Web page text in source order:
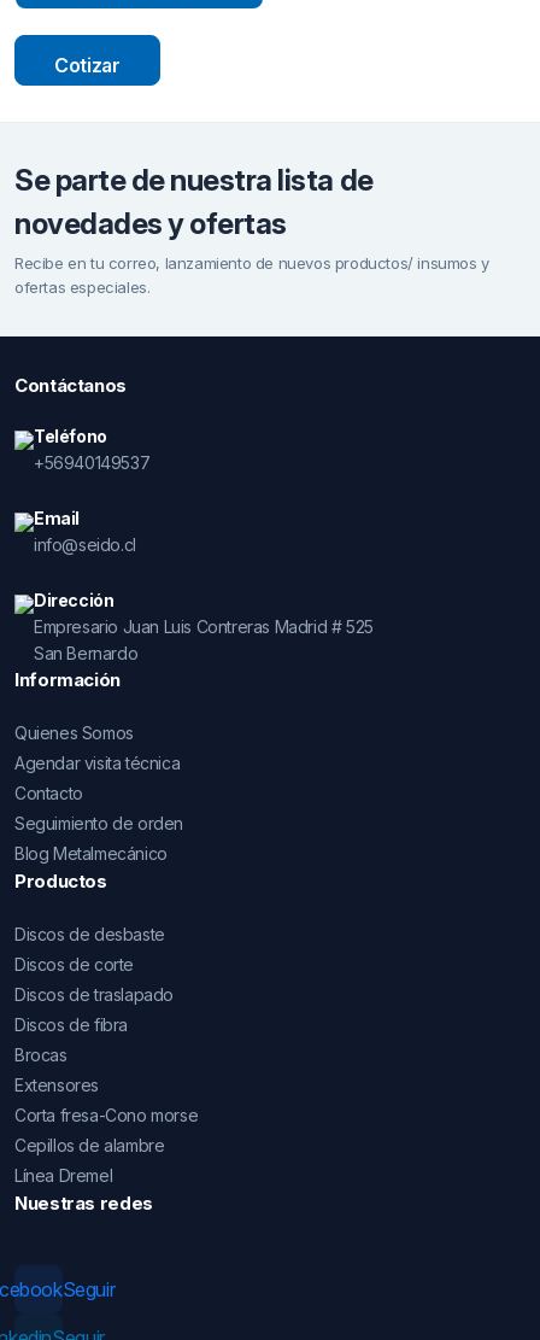
Cotizar
Se parte de nuestra lista de
novedades y ofertas
Recibe en tu correo, lanzamiento de nuevos productos/ insumos y
ofertas especiales.
Contáctanos
Teléfono
+56940149537
Email
info@seido.cl
Dirección
Empresario Juan Luis Contreras Madrid # 525
San Bernardo
Información
Quienes Somos
Agendar visita técnica
Contacto
Seguimiento de orden
Blog Metalmecánico
Productos
Discos de desbaste
Discos de corte
Discos de traslapado
Discos de fibra
Brocas
Extensores
Corta fresa-Cono morse
Cepillos de alambre
Línea Dremel
Nuestras redes
Seguir